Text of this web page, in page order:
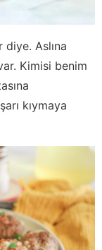
Aslına
Kimisi benim
kıymaya